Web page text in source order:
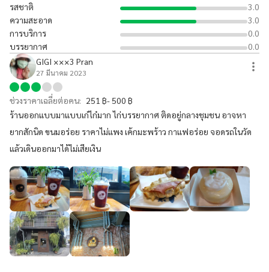
รสชาติ
3.0
ความสะอาด
3.0
การบริการ
0.0
บรรยากาศ
0.0
GIGI ×××3 Pran
27 มีนาคม 2023
ช่วงราคาเฉลี่ยต่อคน: 251 ฿- 500 ฿
ร้านออกแบบมาแบบเก๋ไก๋มาก ไก่บรรยากาศ ติดอยู่กลางชุมชน อาจหา
ยากสักนิด ขนมอร่อย ราคาไม่แพง เค้กมะพร้าว กาแฟอร่อย จอดรถในวัด
แล้วเดินออกมาได้ไม่เสียเงิน